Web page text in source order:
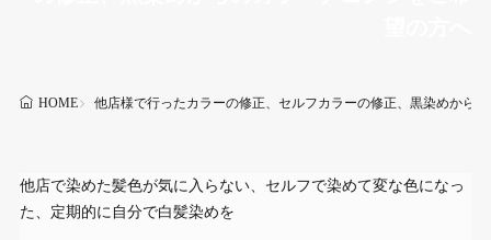
HOME 他店様で行ったカラーの修正、セルフカラーの修正、黒染めから
他店で染めた髪色が気に入らない、セルフで染めて変な色になっ
た、定期的に自分で白髪染めを